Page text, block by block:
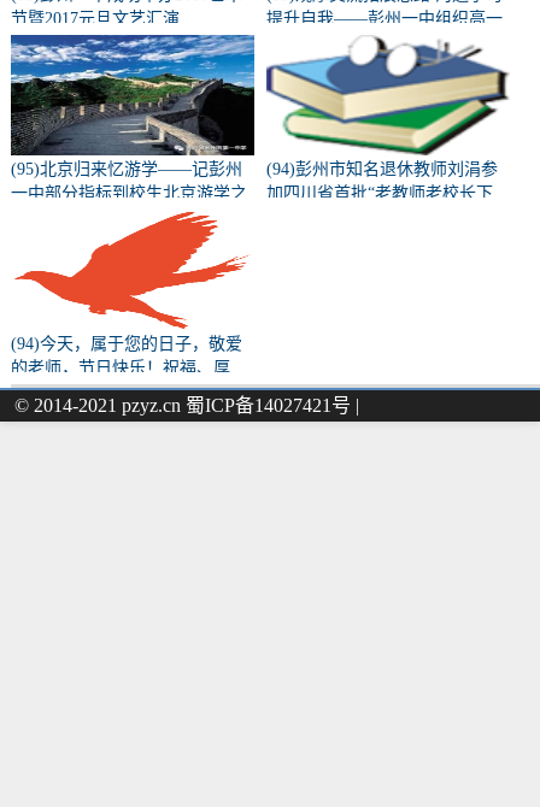
节暨2017元旦文艺汇演
提升自我——彭州一中组织高一
高二教师外出教研学习
(95)北京归来忆游学——记彭州
一中部分指标到校生北京游学之
(94)彭州市知名退休教师刘涓参
加四川省首批“老教师老校长下
(94)今天，属于您的日子，敬爱
的老师，节日快乐！祝福、厚
望、初心、使命……都请您收
下！（原文转载）
© 2014-2021 pzyz.cn 蜀ICP备14027421号 |